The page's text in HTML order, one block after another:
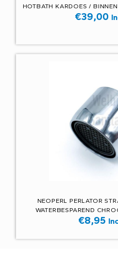
HOTBATH KARDOES /
€39,00
NEOPERL PERLATOR
WATERBESPAREND
€8,95